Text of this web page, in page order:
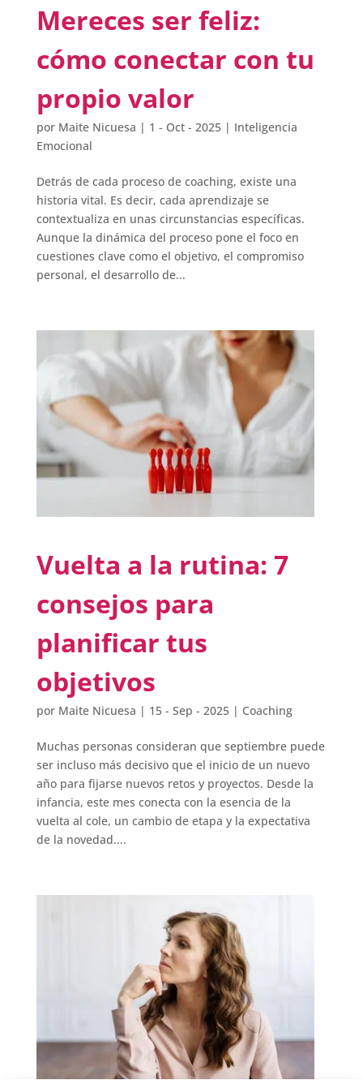
Mereces ser feliz:
cómo conectar con tu
propio valor
por Maite Nicuesa | 1 - Oct - 2025| Inteligencia
Emocional
Detrás de cada proceso de coaching, existe una
historia vital. Es decir, cada aprendizaje se
contextualiza en unas circunstancias específicas.
Aunque la dinámica del proceso pone el foco en
cuestiones clave como el objetivo, el compromiso
personal, el desarrollo de...
Vuelta a la rutina: 7
consejos para
planificar tus
objetivos
por Maite Nicuesa | 15 - Sep - 2025| Coaching
Muchas personas consideran que septiembre puede
ser incluso más decisivo que el inicio de un nuevo
año para fijarse nuevos retos y proyectos. Desde la
infancia, este mes conecta con la esencia de la
vuelta al cole, un cambio de etapa y la expectativa
de la novedad....